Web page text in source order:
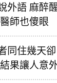
外語 麻醉
師也傻眼
同住幾天
果讓人意